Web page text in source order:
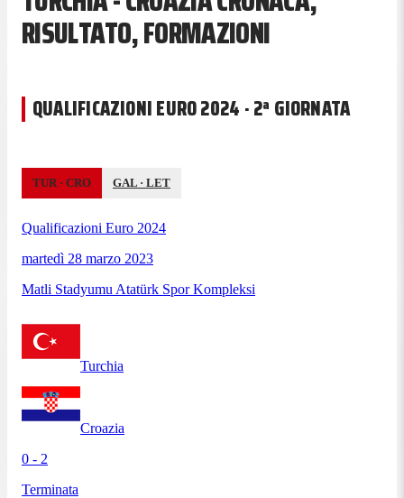
RISULTATO, FORMAZIONI
QUALIFICAZIONI EURO 2024 · 2ª GIORNATA
TUR· CRO GAL · LET
Qualificazioni Euro 2024
martedì 28 marzo 2023
Matli Stadyumu Atatürk Spor Kompleksi
Turchia
Croazia
0 - 2
Terminata